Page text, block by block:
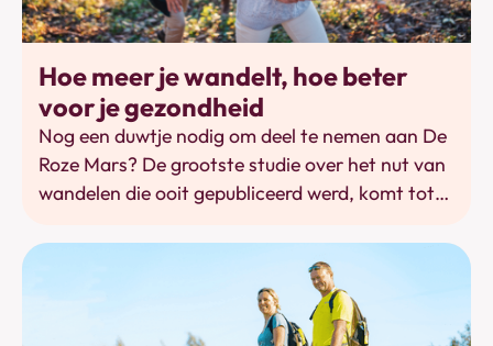
Hoe meer je wandelt, hoe beter
voor je gezondheid
Nog een duwtje nodig om deel te nemen aan De
Roze Mars? De grootste studie over het nut van
wandelen die ooit gepubliceerd werd, komt tot
stappen per dag, je gezondheid een boost geeft.
Vanaf meer dan 4.000 stappen is een voordeel
aantoonbaar en met 20.000 stappen heb je
nog steeds gezondheidsvoordelen.